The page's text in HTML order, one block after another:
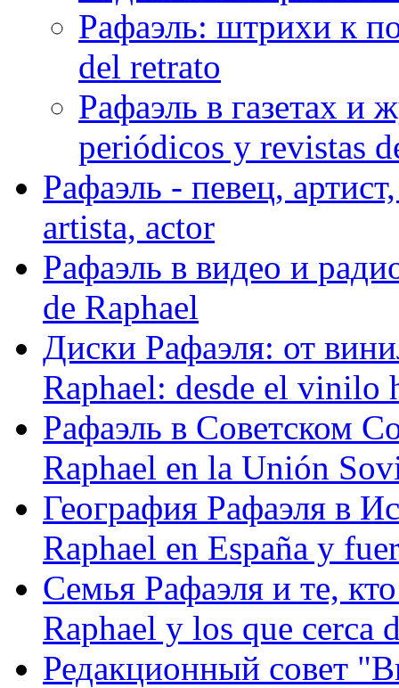
Рафаэль: штрихи к
del retrato
Рафаэль в газетах и
periódicos y revistas
Рафаэль - певец,
artista, actor
Рафаэль в видео и
de Raphael
Диски Рафаэля: от
Raphael: desde el vinilo
Рафаэль в Советском
Raphael en la Unión
География Рафаэля в
Raphael en España y
Семья Рафаэля и те,
Raphael y los que cerca
Редакционный совет